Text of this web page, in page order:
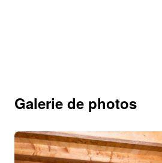
Galerie de photos